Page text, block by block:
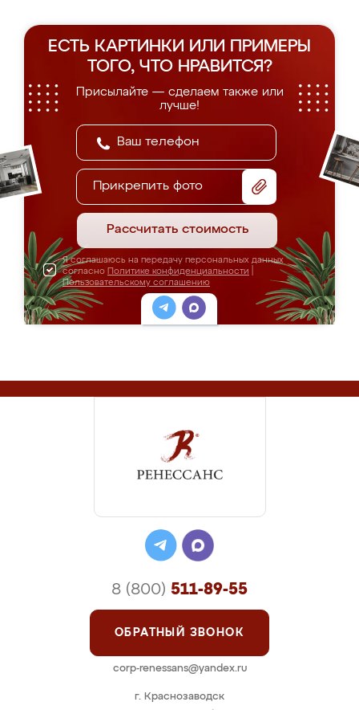
ЕСТЬ КАРТИНКИ ИЛИ ПРИМЕРЫ
ТОГО, ЧТО НРАВИТСЯ?
Присылайте — сделаем также или
лучше!
Прикрепить фото
Рассчитать стоимость
Я соглашаюсь на передачу персональных данных
согласно Политике конфиденциальности
Пользовательскому соглашению
г. Краснозаводск
8 (800) 511-89-55
ОБРАТНЫЙ ЗВОНОК
corp-renessans@yandex.ru